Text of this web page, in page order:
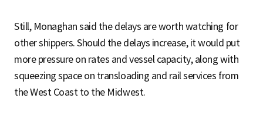
Still, Monaghan said the delays are worth watching for
other shippers. Should the delays increase, it would put
more pressure on rates and vessel capacity, along with
squeezing space on transloading and rail services from
the West Coast to the Midwest.